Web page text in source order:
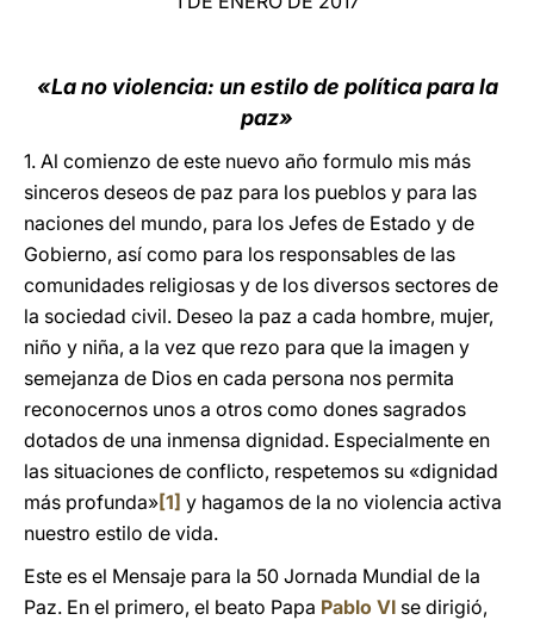
«La no violencia: un estilo de política para la
paz»
1. Al comienzo de este nuevo año formulo mis más
sinceros deseos de paz para los pueblos y para las
naciones del mundo, para los Jefes de Estado y de
Gobierno, así como para los responsables de las
comunidades religiosas y de los diversos sectores de
la sociedad civil. Deseo la paz a cada hombre, mujer,
niño y niña, a la vez que rezo para que la imagen y
semejanza de Dios en cada persona nos permita
reconocernos unos a otros como dones sagrados
dotados de una inmensa dignidad. Especialmente en
las situaciones de conflicto, respetemos su «dignidad
más profunda»[1] y hagamos de la no violencia activa
nuestro estilo de vida.
Este es el Mensaje para la 50 Jornada Mundial de la
Paz. En el primero, el beato Papa Pablo VI se dirigió,